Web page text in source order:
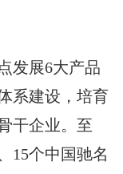
展6大产品
系建设，培育
干企业。至
15个中国驰名